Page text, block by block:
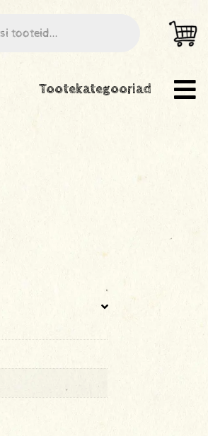
Tootekategooriad